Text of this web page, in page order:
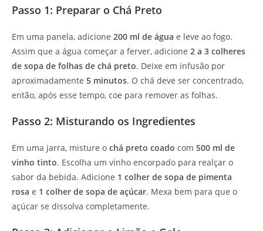
Passo 1: Preparar o Chá Preto
Em uma panela, adicione 200 ml de água e leve ao fogo.
Assim que a água começar a ferver, adicione 2 a 3 colheres
de sopa de folhas de chá preto. Deixe em infusão por
aproximadamente 5 minutos. O chá deve ser concentrado,
então, após esse tempo, coe para remover as folhas.
Passo 2: Misturando os Ingredientes
Em uma jarra, misture o chá preto coado com 500 ml de
vinho tinto. Escolha um vinho encorpado para realçar o
sabor da bebida. Adicione 1 colher de sopa de pimenta
rosa e 1 colher de sopa de açúcar. Mexa bem para que o
açúcar se dissolva completamente.